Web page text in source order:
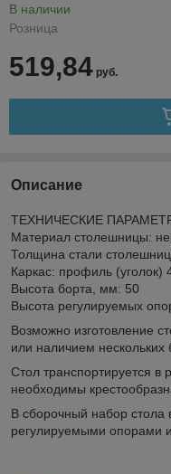
В наличии
Розница
519,84 руб.
Описание
ТЕХНИЧЕСКИЕ
Материал столешницы:
Толщина стали
Каркас: профиль (уголок)
Высота борта, мм: 50
Высота регулируемых
Возможно изготовление
или наличием нескольких
Стол транспортируется в
необходимы
В сборочный набор стола
регулируемыми опорами